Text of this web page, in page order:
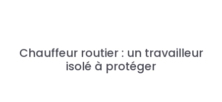
Chauffeur routier : un travailleur
isolé à protéger